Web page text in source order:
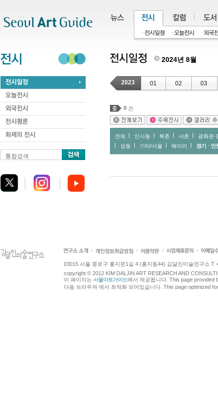
통합검색
2024년 8월
2023 01 02 03
0 건
전체 인사동 북촌 서촌
광화문∙
성동
기타/서울 헤이리 경기ㆍ인
03015 서울 종로구 홍지문1길 4 (홍지동44) 김달진미술연구소 T
copyright © 2012 KIM DALJIN ART RESEARCH AND
이 페이지는 서울아트가이드에서 제공됩니다. This page provided
다음 브라우져 에서 최적화 되어있습니다. This page optimized